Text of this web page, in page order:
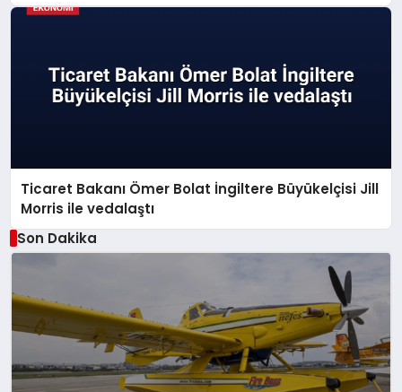
Ticaret Bakanı Ömer Bolat İngiltere Büyükelçisi Jill
Morris ile vedalaştı
Son Dakika